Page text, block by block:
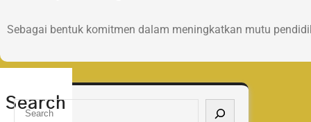
Sebagai bentuk komitmen dalam meningkatkan mutu
Search
S